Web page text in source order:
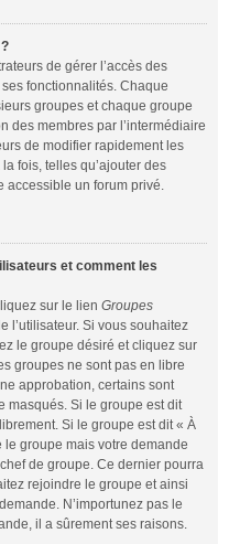
de gérer l’accès des
fonctionnalités. Chaque
groupes et chaque groupe
des membres par l’intermédiaire
de modifier rapidement les
fois, telles qu’ajouter des
accessible un forum privé.
et comment les
sur le lien Groupes
l’utilisateur. Si vous souhaitez
le groupe désiré et cliquez sur
groupes ne sont pas en libre
approbation, certains sont
masqués. Si le groupe est dit
Si le groupe est dit « À
groupe mais votre demande
de groupe. Ce dernier pourra
rejoindre le groupe et ainsi
N’importunez pas le
il a sûrement ses raisons.